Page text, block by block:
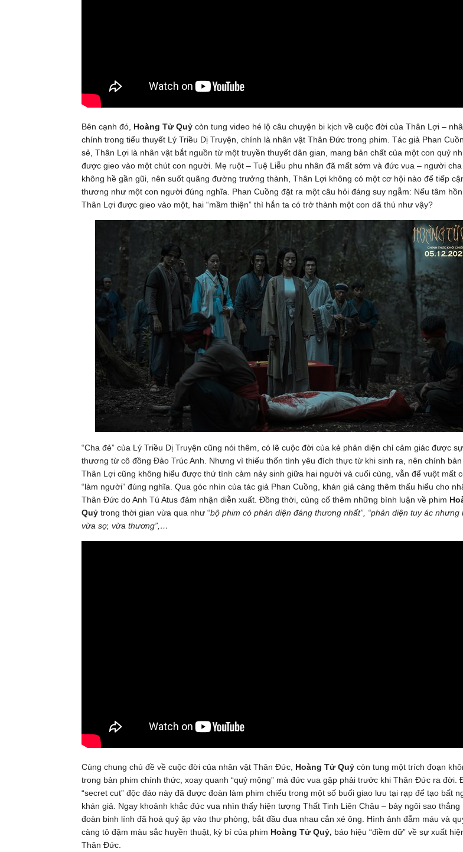
Bên cạnh đó, Hoàng Tử Quỷ còn tung video hé lộ câu chuyện bi kịch về cuộc đời của Thân Lợi –
chính trong tiểu thuyết Lý Triều Dị Truyện, chính là nhân vật Thân Đức trong phim. Tác giả Phan
sẻ, Thân Lợi là nhân vật bắt nguồn từ một truyền thuyết dân gian, mang bản chất của một con quỷ
được gieo vào một chút con người. Mẹ ruột – Tuệ Liễu phu nhân đã mất sớm và đức vua – người cha
không hề gần gũi, nên suốt quãng đường trưởng thành, Thân Lợi không có một cơ hội nào để tiếp
thương như một con người đúng nghĩa. Phan Cuồng đặt ra một câu hỏi đáng suy ngẫm: Nếu tâm
Thân Lợi được gieo vào một, hai “mầm thiện” thì hắn ta có trở thành một con dã thú như vậy?
“Cha đẻ” của Lý Triều Dị Truyện cũng nói thêm, có lẽ cuộc đời của kẻ phản diện chỉ cảm giác được
thương từ cô đồng Đào Trúc Anh. Nhưng vì thiếu thốn tình yêu đích thực từ khi sinh ra, nên chính bản
Thân Lợi cũng không hiểu được thứ tình cảm nảy sinh giữa hai người và cuối cùng, vẫn để vuột mất
“làm người” đúng nghĩa. Qua góc nhìn của tác giả Phan Cuồng, khán giả càng thêm thấu hiểu cho
Thân Đức do Anh Tú Atus đảm nhận diễn xuất. Đồng thời, củng cố thêm những bình luận về phim
Quỷ trong thời gian vừa qua như “bộ phim có phản diện đáng thương nhất”, “phản diện tuy ác nhưng
vừa sợ, vừa thương”,…
Cùng chung chủ đề về cuộc đời của nhân vật Thân Đức, Hoàng Tử Quỷ còn tung một trích đoạn
trong bản phim chính thức, xoay quanh “quỷ mộng” mà đức vua gặp phải trước khi Thân Đức ra đời.
“secret cut” độc đáo này đã được đoàn làm phim chiếu trong một số buổi giao lưu tại rạp để tạo bất
khán giả. Ngay khoảnh khắc đức vua nhìn thấy hiện tượng Thất Tinh Liên Châu – bảy ngôi sao thẳng
đoàn binh lính đã hoá quỷ ập vào thư phòng, bắt đầu đua nhau cắn xé ông. Hình ảnh đẫm máu và
càng tô đậm màu sắc huyền thuật, kỳ bí của phim Hoàng Tử Quỷ, báo hiệu “điềm dữ” về sự xuất
Thân Đức.